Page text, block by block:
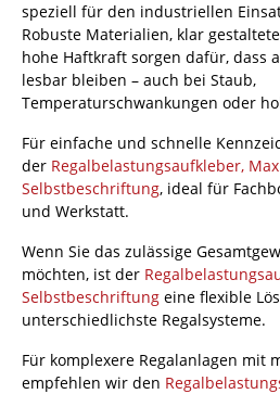
speziell für den industriellen
Robuste Materialien, klar
hohe Haftkraft sorgen dafür, dass
lesbar bleiben – auch bei Staub,
Temperaturschwankungen oder
Für einfache und schnelle
der Regalbelastungsaufkleber,
Selbstbeschriftung, ideal für
und Werkstatt.
Wenn Sie das zulässige
möchten, ist der
Selbstbeschriftung eine flexible
unterschiedlichste Regalsysteme.
Für komplexere Regalanlagen mit
empfehlen wir den